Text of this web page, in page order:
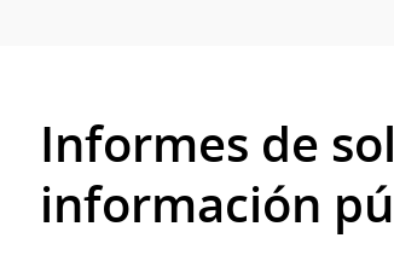
Informes de
información